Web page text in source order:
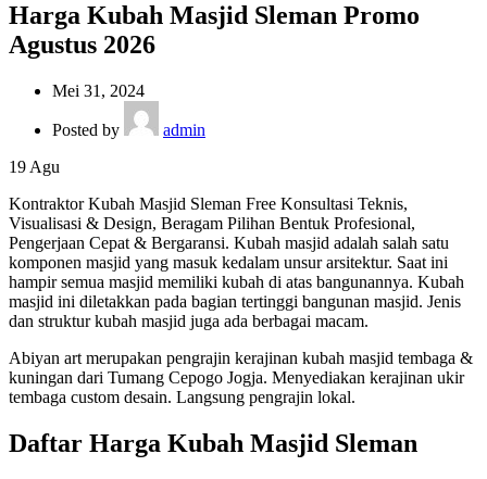
Harga Kubah Masjid Sleman Promo
Agustus 2026
Mei 31, 2024
Posted by
admin
19 Agu
Kontraktor Kubah Masjid Sleman Free Konsultasi Teknis,
Visualisasi & Design, Beragam Pilihan Bentuk Profesional,
Pengerjaan Cepat & Bergaransi. Kubah masjid adalah salah satu
komponen masjid yang masuk kedalam unsur arsitektur. Saat ini
hampir semua masjid memiliki kubah di atas bangunannya. Kubah
masjid ini diletakkan pada bagian tertinggi bangunan masjid. Jenis
dan struktur kubah masjid juga ada berbagai macam.
Abiyan art merupakan pengrajin kerajinan kubah masjid tembaga &
kuningan dari Tumang Cepogo Jogja. Menyediakan kerajinan ukir
tembaga custom desain. Langsung pengrajin lokal.
Daftar Harga Kubah Masjid Sleman